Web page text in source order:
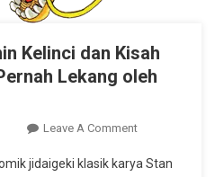
Kelinci dan Kisah
Lekang oleh
Leave A CommentOn
Yojimbo,
jidaigeki klasik karya Stan